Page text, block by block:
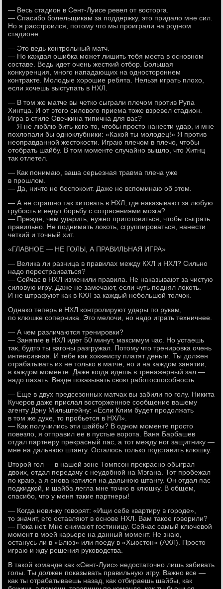
— Весь стадион в Сент-Луисе ревел от восторга.
— Спасибо болельщикам за поддержку, это придало мне сил.
Но я расстроился, потому что мы проиграли на родном
стадионе.
— Это ведь контрольный матч.
— Но каждая ошибка может лишить тебя места в основном
составе. Ведь идет очень жесткий отбор. Большая
конкуренция, много нападающих на одностороннем
контракте. Молодые хорошие ребята. Нельзя играть плохо,
если хочешь выступать в НХЛ.
— В том же матче вы четко сыграли плечом против Рупа
Хинтца. И от этого силового приема тоже взревел стадион.
Игра в стиле Овечкина типична для вас?
— Я не люблю бить кого-то, чтобы просто нанести удар, и мне
похлопали бы одноклубники: «Какой ты молодец!» Я против
неоправданной жестокости. Играю плечом в плечо, чтобы
отобрать шайбу. В том моменте случайно вышло, что Хитнц
так отлетел.
— Как понимаю, ваша серьезная травма плеча уже
в прошлом.
— Да, ничто не беспокоит. Даже не вспоминаю об этом.
— А не страшно так хитовать в НХЛ, где наказывают за любую
грубость и ведут борьбу с сотрясениями мозга?
— Прежде, чем ударить, нужно приготовиться, чтобы сыграть
правильно. Не поднимать локоть, сгруппироваться, нанести
четкий и точный хит.
«ГЛАВНОЕ — НЕ ГОЛЫ, А ПРАВИЛЬНАЯ ИГРА»
— Велика ли разница в правилах между КХЛ и НХЛ? Сильно
надо перестраиваться?
— Сейчас в НХЛ изменили правила. Не наказывают за чистую
силовую игру. Даже не замечают, если чуть поднял локоть.
И не штрафуют как в КХЛ за каждый небольшой толчок.
Однако теперь в НХЛ контролируют удары по рукам,
по клюшке соперника. Это мелочи, но надо играть техничнее.
— А чем различаются тренировки?
— Занятие в НХЛ идет 50 минут, максимум час. Но устаешь
так, будто ты вагоны разгружал. Потому что тренировка очень
интенсивная. И тебе как хоккеисту платят деньги. Ты должен
отрабатывать их не только в матче, но и на каждом занятии,
в каждом моменте. Даже когда идешь в тренажерный зал —
надо пахать. Везде показывать свою работоспособность.
— Еще в двух предсезонных матчах вы забили по голу. Никита
Кучеров даже прислал восторженное сообщение вашему
агенту Дэну Мильштейну: «Если Клим будет продолжать
в том же духе, то пробьется в НХЛ».
— Как получились эти шайбы? В одном моменте просто
повезло, я отправил ее в пустые ворота. Ваня Барбашев
отдал партнеру прекрасный пас, а тот между ног защитнику —
мне на дальнюю штангу. Осталось только подставить клюшку.
Второй гол — в нашей зоне Томпсон прекрасно обыграл
двоих, отдал передачу с неудобной на Мэгана. Тот пробежал
по краю, а я снова катился на дальнюю штангу. Он отдал пас
подкидкой, и шайба легла мне точно в клюшку. В общем,
спасибо, что у меня такие партнеры!
— Когда новичку говорят: «Ищи себе квартиру в городе»,
то значит, его оставляют в основе НХЛ. Вам такое говорили?
— Пока нет. Мне снимают гостиницу. Сейчас самый ключевой
момент в моей карьере на данный момент. Не знаю,
останусь ли в «Блюз» или поеду в «Хьюстон» (АХЛ). Просто
играю и жду решения руководства.
В такой команде как «Сент-Луис» недостаточно лишь забивать
голы. Ты должен показывать правильную игру. Важно все —
как ты отрабатываешь назад, как отбираешь шайбы, как